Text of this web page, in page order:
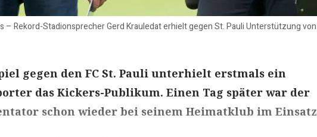
– Rekord-Stadionsprecher Gerd Krauledat erhielt gegen St. Pauli Unterstützung
gegen den FC St. Pauli unterhielt erstmals ein
das Kickers-Publikum. Einen Tag später war der
schon wieder bei seinem Heimatklub im